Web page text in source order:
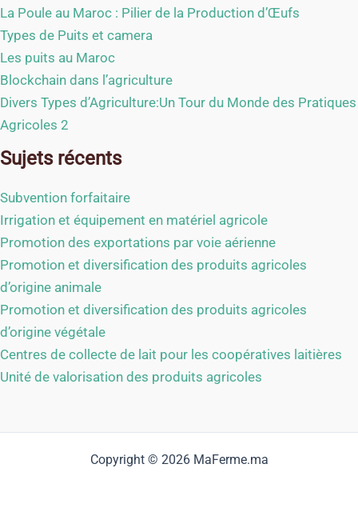
La Poule au Maroc : Pilier de la Production d’Œufs
Types de Puits et camera
Les puits au Maroc
Blockchain dans l’agriculture
Divers Types d’Agriculture:Un Tour du Monde des Pratiques
Agricoles 2
Sujets récents
Subvention forfaitaire
Irrigation et équipement en matériel agricole
Promotion des exportations par voie aérienne
Promotion et diversification des produits agricoles
d’origine animale
Promotion et diversification des produits agricoles
d’origine végétale
Centres de collecte de lait pour les coopératives laitières
Unité de valorisation des produits agricoles
Copyright © 2026 MaFerme.ma